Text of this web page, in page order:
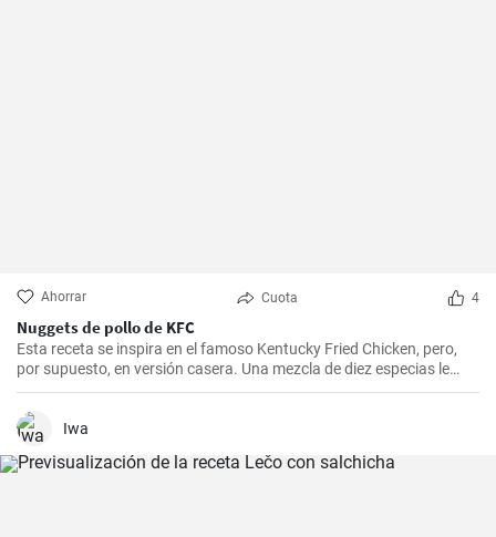
Ahorrar Cuota 4
Nuggets de pollo de KFC
Esta receta se inspira en el famoso Kentucky Fried Chicken, pero,
por supuesto, en versión casera. Una mezcla de diez especias le
añade el sabor original.
Iwa